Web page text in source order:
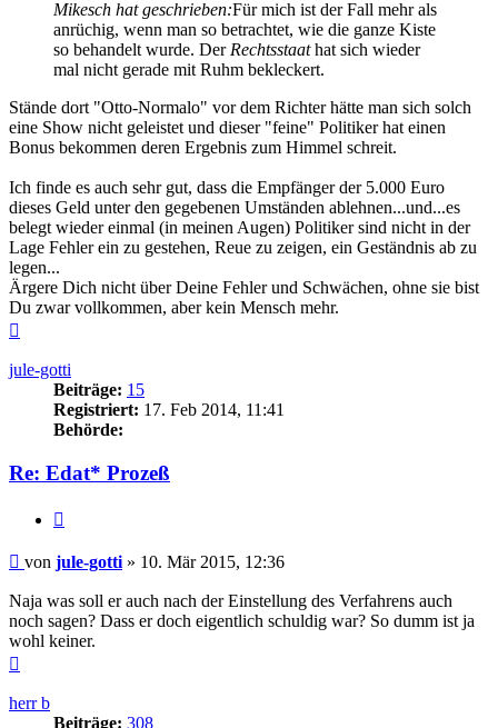
Mikesch hat geschrieben:Für mich ist der Fall mehr als
anrüchig, wenn man so betrachtet, wie die ganze Kiste
so behandelt wurde. Der Rechtsstaathat sich wieder
mal nicht gerade mit Ruhm bekleckert.
Stände dort "Otto-Normalo" vor dem Richter hätte man sich solch
eine Show nicht geleistet und dieser "feine" Politiker hat einen
Bonus bekommen deren Ergebnis zum Himmel schreit.
Ich finde es auch sehr gut, dass die Empfänger der 5.000 Euro
dieses Geld unter den gegebenen Umständen ablehnen...und...es
belegt wieder einmal (in meinen Augen) Politiker sind nicht in der
Lage Fehler ein zu gestehen, Reue zu zeigen, ein Geständnis ab zu
legen...
Ärgere Dich nicht über Deine Fehler und Schwächen, ohne sie bist
Du zwar vollkommen, aber kein Mensch mehr.
jule-gotti
Beiträge: 15
Registriert: 17. Feb 2014, 11:41
Behörde:
Re: Edat* Prozeß
Beitrag
von jule-gotti » 10. Mär 2015, 12:36
Naja was soll er auch nach der Einstellung des Verfahrens auch
noch sagen? Dass er doch eigentlich schuldig war? So dumm ist ja
wohl keiner.
herr b
Beiträge: 308